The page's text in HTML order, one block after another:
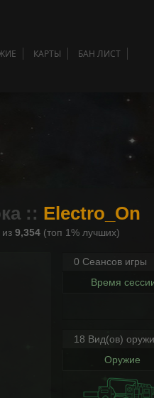
КАРТЫ БАН ЛИСТ
:: Electro_On
из 9,354(топ 1% лучших)
0 Сеансов игры
Время
18 Вид(ов)
Оружие